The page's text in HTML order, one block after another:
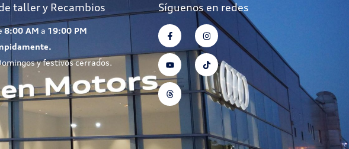
taller y Recambios
8:00 AM a 19:00 PM
y festivos cerrados.
Síguenos en redes